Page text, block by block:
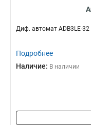
Диф. автомат ADB3LE-32
Подробнее
Наличие: В наличии